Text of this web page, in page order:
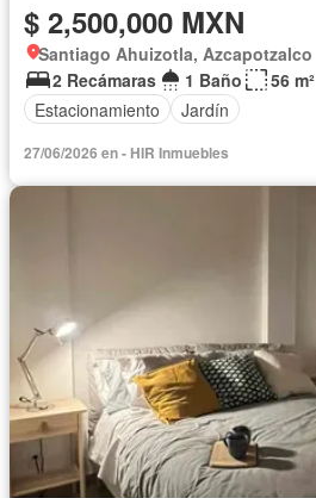
$ 2,500,000 MXN
Santiago Ahuizotla, Azcapotzalco
2 Recámaras
1 Baño
56 m²
Estacionamiento
Jardín
27/06/2026 en - HIR Inmuebles